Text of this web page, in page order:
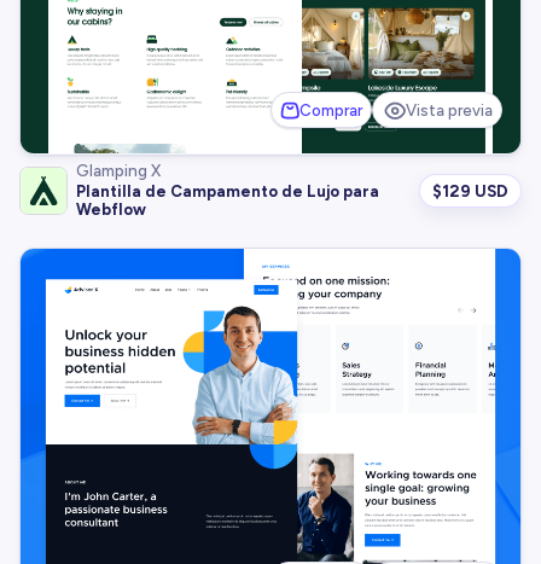
Comprar Vista previa
Glamping X
Plantilla de Campamento de Lujo para
Webflow
$129 USD